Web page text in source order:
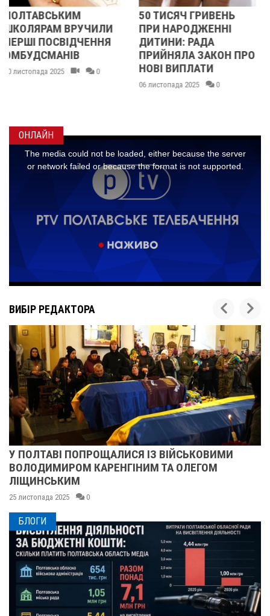
50 ТИСЯЧ ГРИВЕНЬ
ПРИ НАРОДЖЕННІ
ДИТИНИ: РАДА
ПРИЙНЯЛА ЗАКОН ПРО
НОВІ ВИПЛАТИ
У ПОЛТАВІ ДІТИ-
СИРОТИ ОТРИМАЛИ
ПОДАРУНКОВІ
СЕРТИФІКАТИ ВІД
АВІАКОМПАНІЇ
«УКРАЇНСЬКІ
ОНЛАЙН
ВИБІР РЕДАКТОРА
У ПОЛТАВІ ПОПРОЩАЛИСЯ ІЗ ВІЙСЬКОВИМИ
ВОЛОДИМИРОМ КАРЕНГІНИМ ТА ОЛЕГОМ
ЛІЩИНСЬКИМ
25 листопада 2025 0
БЛОГИ